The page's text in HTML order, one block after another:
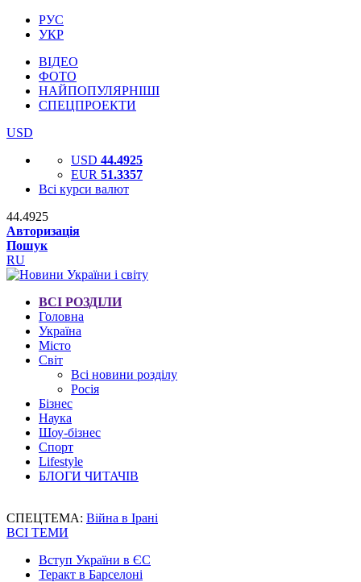
РУС
УКР
ВІДЕО
ФОТО
НАЙПОПУЛЯРНІШІ
СПЕЦПРОЕКТИ
USD
USD 44.4925
EUR 51.3357
Всі курси валют
44.4925
Авторизація
Пошук
RU
ВСІ РОЗДІЛИ
Головна
Україна
Місто
Світ
Всі новини розділу
Росія
Бізнес
Наука
Шоу-бізнес
Спорт
Lifestyle
БЛОГИ ЧИТАЧІВ
СПЕЦТЕМА: Війна в Ірані
ВСІ ТЕМИ
Вступ України в ЄС
Теракт в Барселоні